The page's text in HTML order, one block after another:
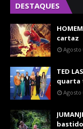
DESTAQUES
cartaz
Agosto
TED
quarta
Agosto